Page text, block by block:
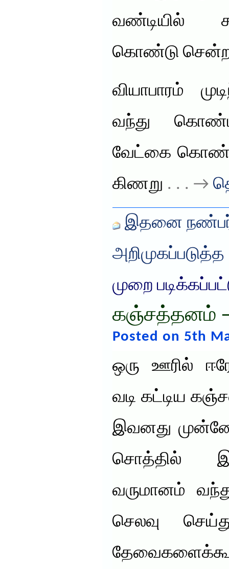
வண்டியில்
கொண்டு
வியாபாரம்
வந்து
வேட்கை
கிணறு . . . →
இதனை
அறிமுகப்படுத்த
முறை
கஞ்சத்தனம் –
Posted on 5th
ஒரு ஊரில்
வடி கட்டிய
இவனது
சொத்தில்
வருமானம்
செலவு